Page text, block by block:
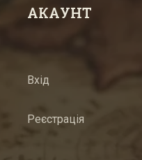
АКАУНТ
Вхід
Реєстрація